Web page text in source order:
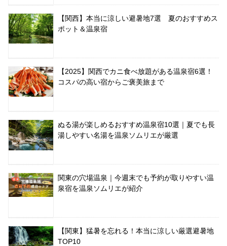
【関西】本当に涼しい避暑地7選 夏のおすすめス
ポット＆温泉宿
【2025】関西でカニ食べ放題がある温泉宿6選！
コスパの高い宿からご褒美旅まで
ぬる湯が楽しめるおすすめ温泉宿10選｜夏でも長
湯しやすい名湯を温泉ソムリエが厳選
関東の穴場温泉｜今週末でも予約が取りやすい温
泉宿を温泉ソムリエが紹介
【関東】猛暑を忘れる！本当に涼しい厳選避暑地
TOP10